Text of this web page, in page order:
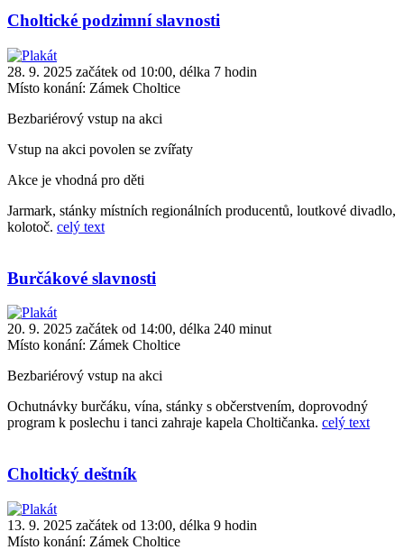
Choltické podzimní slavnosti
28. 9. 2025 začátek od 10:00, délka 7 hodin
Místo konání: Zámek Choltice
Bezbariérový vstup na akci
Vstup na akci povolen se zvířaty
Akce je vhodná pro děti
Jarmark, stánky místních regionálních producentů, loutkové divadlo,
kolotoč. celý text
Burčákové slavnosti
20. 9. 2025 začátek od 14:00, délka 240 minut
Místo konání: Zámek Choltice
Bezbariérový vstup na akci
Ochutnávky burčáku, vína, stánky s občerstvením, doprovodný
program k poslechu i tanci zahraje kapela Choltičanka. celý text
Choltický deštník
13. 9. 2025 začátek od 13:00, délka 9 hodin
Místo konání: Zámek Choltice